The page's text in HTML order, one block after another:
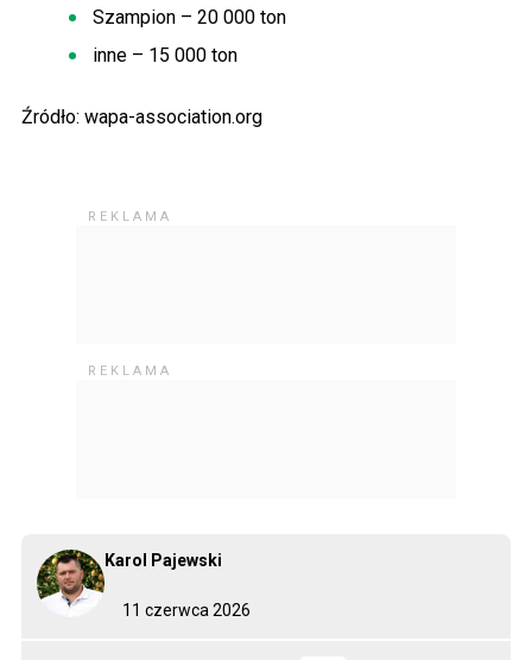
11 czerwca 2026
Karol Pajewski
Szampion – 20 000 ton
inne – 15 000 ton
Źródło: wapa-association.org